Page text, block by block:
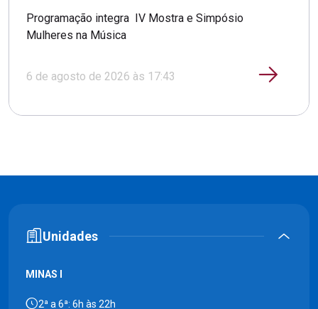
Programação integra IV Mostra e Simpósio
Mulheres na Música
6 de agosto de 2026 às 17:43
Unidades
MINAS I
2ª a 6ª: 6h às 22h